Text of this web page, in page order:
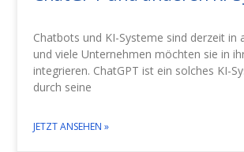
Chatbots und KI-Systeme sind derzeit in
und viele Unternehmen möchten sie in
integrieren. ChatGPT ist ein solches KI-
durch seine
JETZT ANSEHEN »